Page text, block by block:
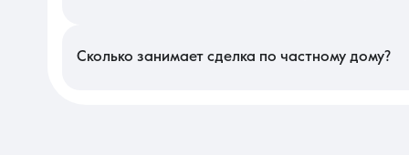
Сколько занимает сделка по частному дому?